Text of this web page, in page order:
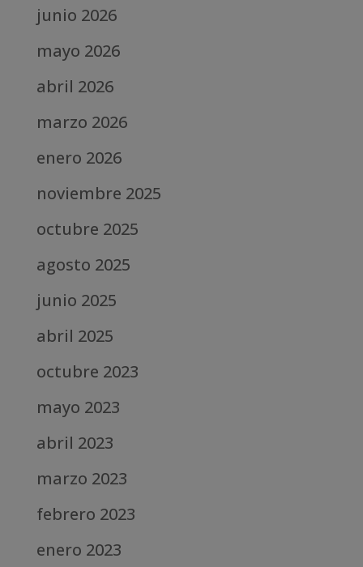
junio 2026
mayo 2026
abril 2026
marzo 2026
enero 2026
noviembre 2025
octubre 2025
agosto 2025
junio 2025
abril 2025
octubre 2023
mayo 2023
abril 2023
marzo 2023
febrero 2023
enero 2023